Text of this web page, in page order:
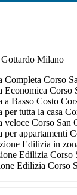
Completa Corso
Economica Corso
Basso Costo
tutta la casa
veloce Corso San
appartamenti
Edilizia in
Edilizia Corso
Edilizia Corso